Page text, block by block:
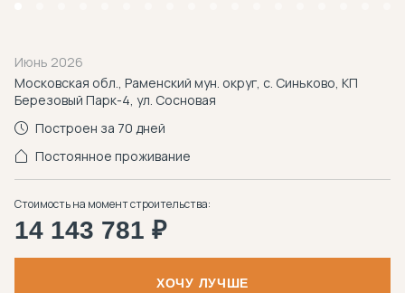
Июнь 2026
Московская обл., Раменский мун. округ, с. Синьково, КП
Березовый Парк-4, ул. Сосновая
Построен за 70 дней
Постоянное проживание
Стоимость на момент строительства:
14 143 781 ₽
ХОЧУ ЛУЧШЕ